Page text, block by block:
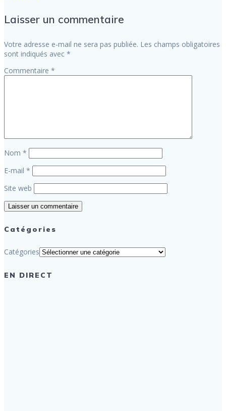
Laisser un commentaire
Votre adresse e-mail ne sera pas publiée. Les champs obligatoires
sont indiqués avec *
Commentaire *
Nom *
E-mail *
Site web
Catégories
Catégories
EN DIRECT